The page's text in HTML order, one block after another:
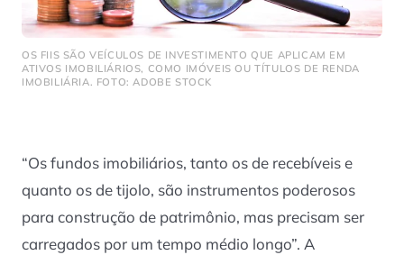
OS FIIS SÃO VEÍCULOS DE INVESTIMENTO QUE APLICAM EM
ATIVOS IMOBILIÁRIOS, COMO IMÓVEIS OU TÍTULOS DE RENDA
IMOBILIÁRIA. FOTO: ADOBE STOCK
“Os fundos imobiliários, tanto os de recebíveis e
quanto os de tijolo, são instrumentos poderosos
para construção de patrimônio, mas precisam ser
carregados por um tempo médio longo”. A